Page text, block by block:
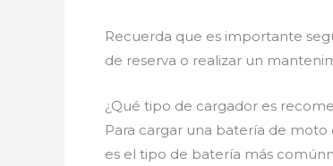
Recuerda que es importante
de reserva o realizar un
¿Qué tipo de cargador es
Para cargar una batería de
es el tipo de batería más